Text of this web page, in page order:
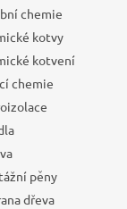
chemie
kotvy
kotvení
chemie
pěny
dřeva